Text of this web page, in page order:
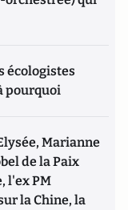
écologistes
pourquoi
Marianne
de la Paix
l'ex PM
la Chine, la